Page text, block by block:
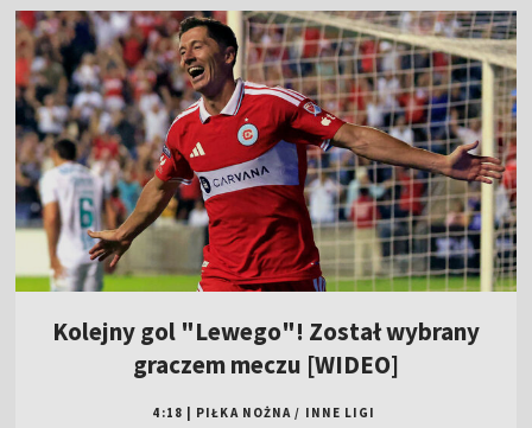
Kolejny gol "Lewego"! Został wybrany
graczem meczu [WIDEO]
4:18 PIŁKA NOŻNA / INNE LIGI